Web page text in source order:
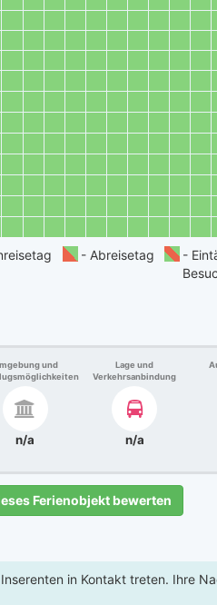
und
n/a
Lage und
Verkehrsanbindung
n/a
Ferienobjekt bewerten
in Kontakt treten. Ihre